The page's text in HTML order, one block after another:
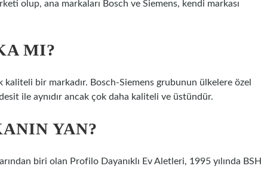
olup, ana markaları Bosch ve Siemens, kendi markası
MI?
kaliteli bir markadır. Bosch-Siemens grubunun ülkelere özel
ile aynıdır ancak çok daha kaliteli ve üstündür.
YAN?
biri olan Profilo Dayanıklı Ev Aletleri, 1995 yılında BSH